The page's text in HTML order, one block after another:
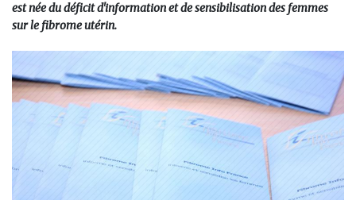
est née du déficit d'information et de sensibilisation des femmes
sur le fibrome utérin.